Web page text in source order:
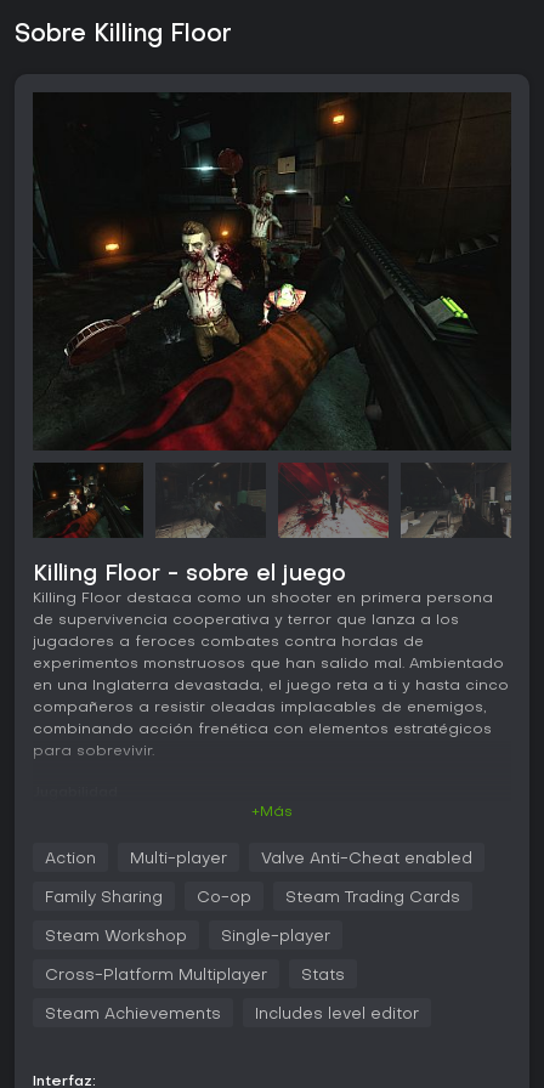
Sobre Killing Floor
Killing Floor - sobre el juego
Killing Floor destaca como un shooter en primera persona
de supervivencia cooperativa y terror que lanza a los
jugadores a feroces combates contra hordas de
experimentos monstruosos que han salido mal. Ambientado
en una Inglaterra devastada, el juego reta a ti y hasta cinco
compañeros a resistir oleadas implacables de enemigos,
combinando acción frenética con elementos estratégicos
para sobrevivir.
conocidas como Zeds. Comienzas eligiendo un perk que
define las fortalezas de tu personaje, como mayor precisión
suben de nivel durante las partidas, otorgando mejoras
movimiento.
El combate resulta visceral, con un amplio arsenal de armas
enemigas, comprar equipo entre oleadas con el trader y
+Más
Action Multi-player Valve Anti-Cheat enabled
Family Sharing Co-op Steam Trading Cards
Steam Workshop Single-player
Cross-Platform Multiplayer Stats
Steam Achievements Includes level editor
Interfaz: